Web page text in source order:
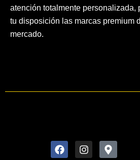
atención totalmente personalizada,
tu disposición las marcas premium
mercado.
F
a
I
n
M
a